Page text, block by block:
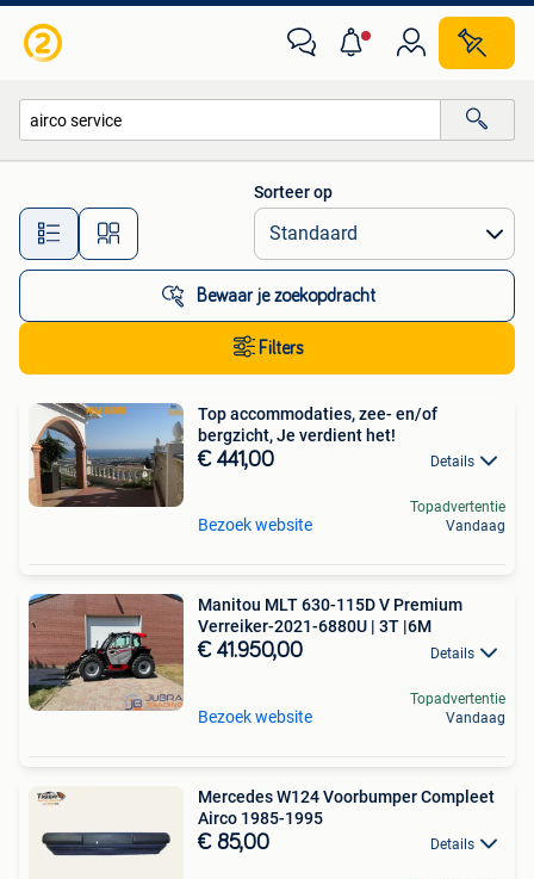
Alle afstanden…
Sorteer op
Bewaar je zoekopdracht
Filters
Top accommodaties, zee- en/of
bergzicht, Je verdient het!
€ 441,00 Details
Bezoek website
Topadvertentie
Vandaag
Manitou MLT 630-115D V Premium
Verreiker-2021-6880U | 3T |6M
€ 41.950,00 Details
Bezoek website
Topadvertentie
Vandaag
Mercedes W124 Voorbumper Compleet
Airco 1985-1995
€ 85,00 Details